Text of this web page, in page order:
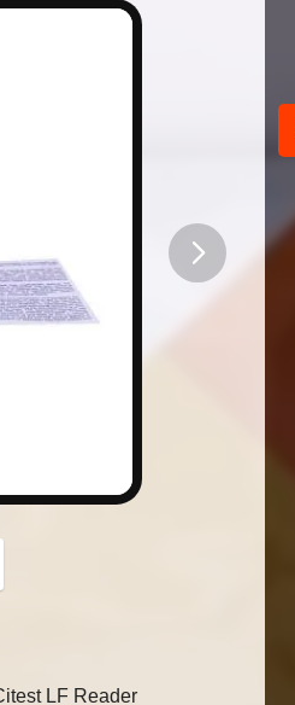
button
LF Reader